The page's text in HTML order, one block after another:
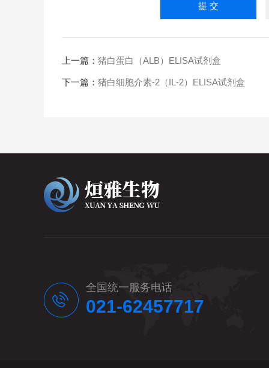
上一篇： 猪白蛋白（ALB）ELISA试剂盒
下一篇： 猪白细胞介素-2（IL-2）ELISA试剂盒
全国统一服务电话
021-62457717